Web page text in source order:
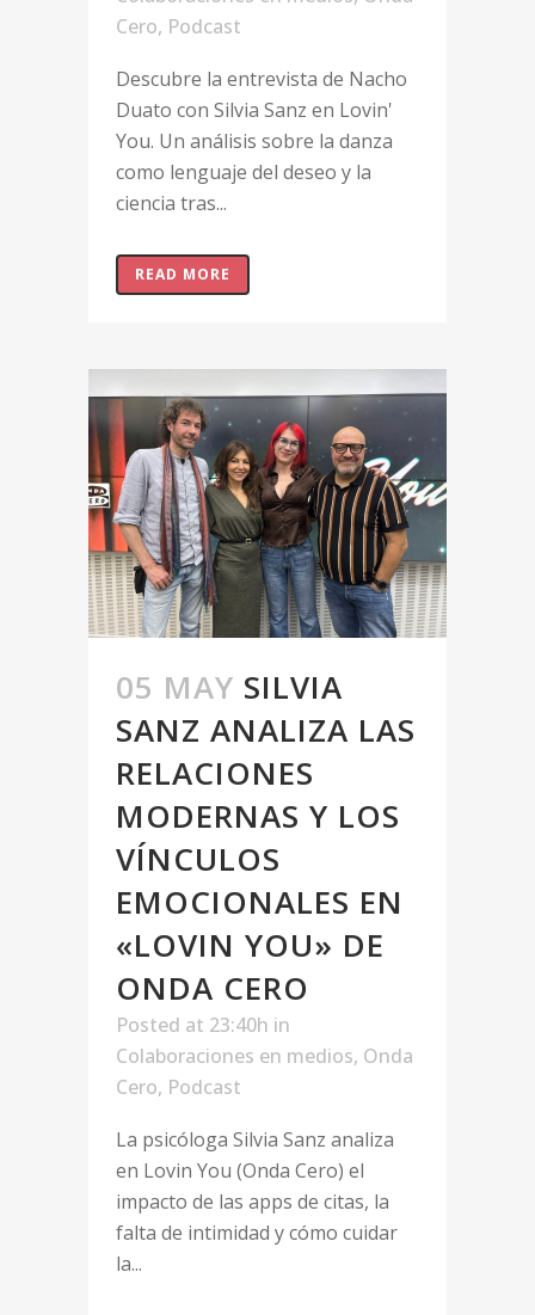
Cero, Podcast
Descubre la entrevista de Nacho
Duato con Silvia Sanz en Lovin'
You. Un análisis sobre la danza
como lenguaje del deseo y la
ciencia tras...
READ MORE
05 MAY SILVIA
SANZ ANALIZA LAS
RELACIONES
MODERNAS Y LOS
VÍNCULOS
EMOCIONALES EN
«LOVIN YOU» DE
ONDA CERO
Posted at 23:40h in
Colaboraciones en medios, Onda
Cero, Podcast
La psicóloga Silvia Sanz analiza
en Lovin You (Onda Cero) el
impacto de las apps de citas, la
falta de intimidad y cómo cuidar
la...